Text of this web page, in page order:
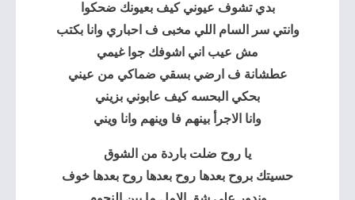
بدي تشوف عيوني كيف بعيونك ضحكوا
وانتي سر السام اللي مخبى ف احباري وانا بكتب
مش عيب اني اشوفك جوا غيمي
عطشانة ف ارضي بسقي ضماكي من عيني
بحكي البحسه كيف عابوني بزيني
وانا الاجرأ بينهم فا وينهم وانا ويني
يا روح ضلت باردة من الشوق
حسيتك بروح بعدها روح بعدها روح بعدها خوف